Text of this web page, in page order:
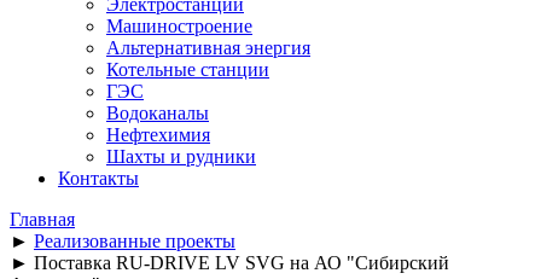
Машиностроение
Альтернативная энергия
Котельные станции
ГЭС
Водоканалы
Нефтехимия
Шахты и рудники
Контакты
Главная
► Реализованные проекты
► Поставка RU-DRIVE LV SVG на АО "Сибирский